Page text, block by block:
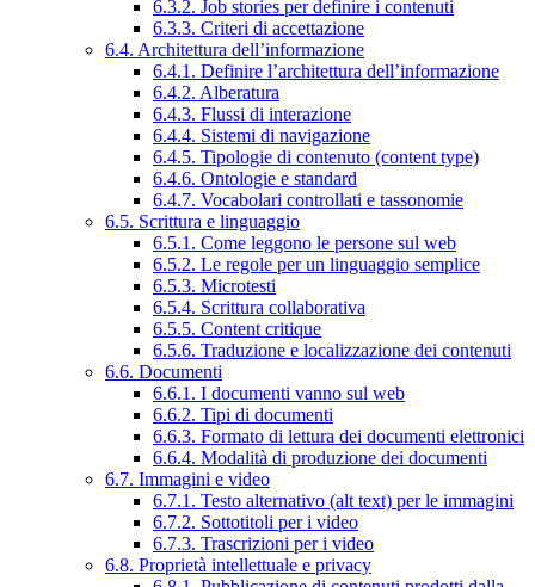
6.3.2. Job stories per definire i contenuti
6.3.3. Criteri di accettazione
6.4. Architettura dell’informazione
6.4.1. Definire l’architettura dell’informazione
6.4.2. Alberatura
6.4.3. Flussi di interazione
6.4.4. Sistemi di navigazione
6.4.5. Tipologie di contenuto (content type)
6.4.6. Ontologie e standard
6.4.7. Vocabolari controllati e tassonomie
6.5. Scrittura e linguaggio
6.5.1. Come leggono le persone sul web
6.5.2. Le regole per un linguaggio semplice
6.5.3. Microtesti
6.5.4. Scrittura collaborativa
6.5.5. Content critique
6.5.6. Traduzione e localizzazione dei contenuti
6.6. Documenti
6.6.1. I documenti vanno sul web
6.6.2. Tipi di documenti
6.6.3. Formato di lettura dei documenti elettronici
6.6.4. Modalità di produzione dei documenti
6.7. Immagini e video
6.7.1. Testo alternativo (alt text) per le immagini
6.7.2. Sottotitoli per i video
6.7.3. Trascrizioni per i video
6.8. Proprietà intellettuale e privacy